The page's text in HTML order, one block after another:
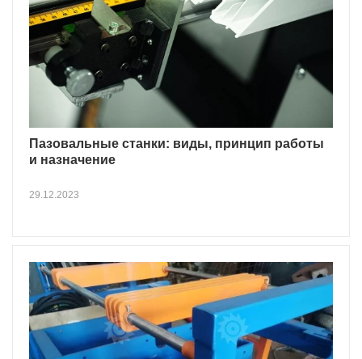
Пазовальные станки: виды, принцип работы
и назначение
29.12.2023